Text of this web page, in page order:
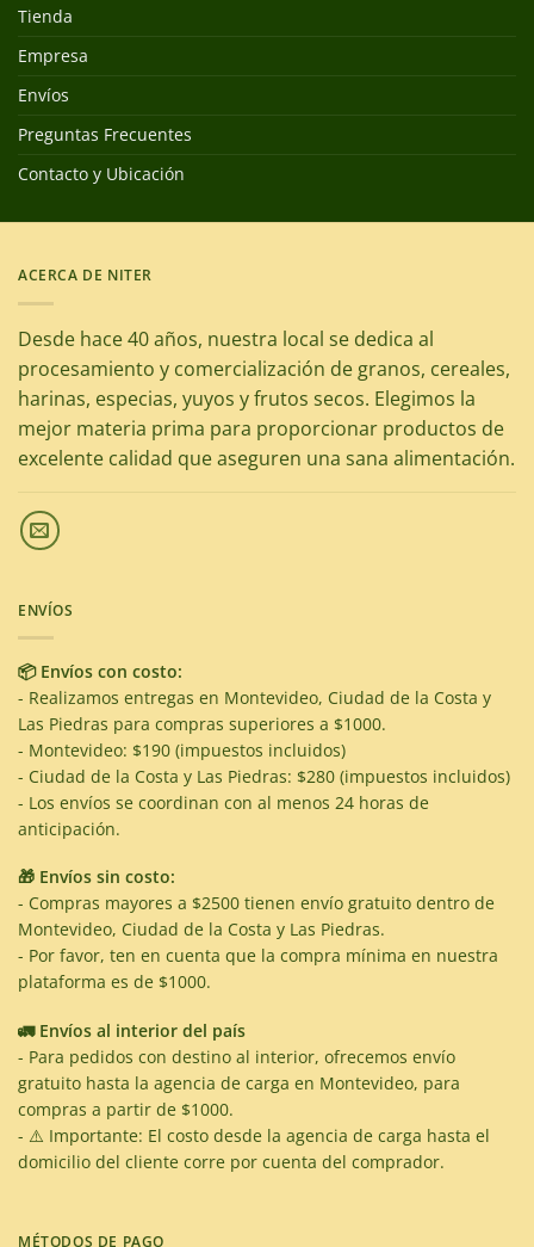
Tienda
Empresa
Envíos
Preguntas Frecuentes
Contacto y Ubicación
ACERCA DE NITER
Desde hace 40 años, nuestra local se dedica al
procesamiento y comercialización de granos, cereales,
harinas, especias, yuyos y frutos secos. Elegimos la
mejor materia prima para proporcionar productos de
excelente calidad que aseguren una sana alimentación.
ENVÍOS
📦 Envíos con costo:
- Realizamos entregas en Montevideo, Ciudad de la Costa y
Las Piedras para compras superiores a $1000.
- Montevideo: $190 (impuestos incluidos)
- Ciudad de la Costa y Las Piedras: $280 (impuestos incluidos)
- Los envíos se coordinan con al menos 24 horas de
anticipación.
🎁 Envíos sin costo:
- Compras mayores a $2500 tienen envío gratuito dentro de
Montevideo, Ciudad de la Costa y Las Piedras.
- Por favor, ten en cuenta que la compra mínima en nuestra
plataforma es de $1000.
🚛 Envíos al interior del país
- Para pedidos con destino al interior, ofrecemos envío
gratuito hasta la agencia de carga en Montevideo, para
compras a partir de $1000.
- ⚠️ Importante: El costo desde la agencia de carga hasta el
domicilio del cliente corre por cuenta del comprador.
MÉTODOS DE PAGO